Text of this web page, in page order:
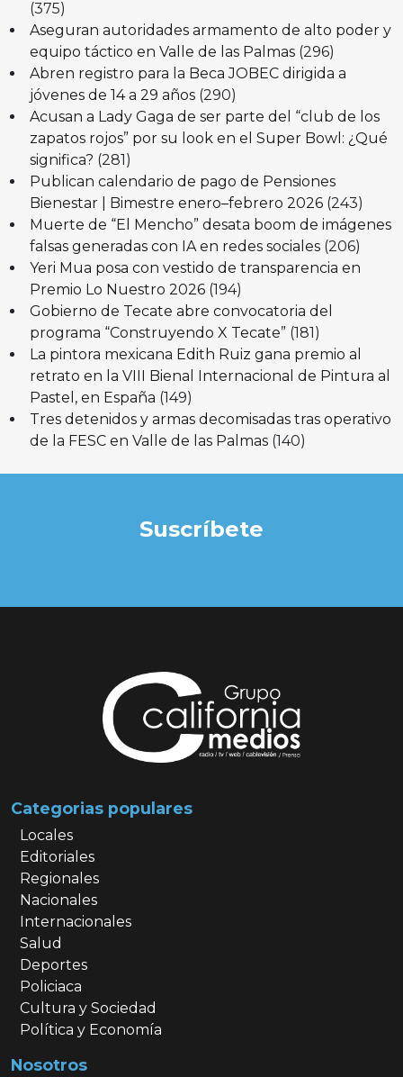
(375)
Aseguran autoridades armamento de alto poder y
equipo táctico en Valle de las Palmas (296)
Abren registro para la Beca JOBEC dirigida a
jóvenes de 14 a 29 años (290)
Acusan a Lady Gaga de ser parte del “club de los
zapatos rojos” por su look en el Super Bowl: ¿Qué
significa? (281)
Publican calendario de pago de Pensiones
Bienestar | Bimestre enero–febrero 2026 (243)
Muerte de “El Mencho” desata boom de imágenes
falsas generadas con IA en redes sociales (206)
Yeri Mua posa con vestido de transparencia en
Premio Lo Nuestro 2026 (194)
Gobierno de Tecate abre convocatoria del
programa “Construyendo X Tecate” (181)
La pintora mexicana Edith Ruiz gana premio al
retrato en la VIII Bienal Internacional de Pintura al
Pastel, en España (149)
Tres detenidos y armas decomisadas tras operativo
de la FESC en Valle de las Palmas (140)
Suscríbete
Categorias populares
Locales
Editoriales
Regionales
Nacionales
Internacionales
Salud
Deportes
Policiaca
Cultura y Sociedad
Política y Economía
Nosotros